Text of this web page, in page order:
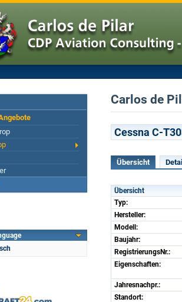
Carlos de
Cessna C-
Übersicht
Übersicht
Typ:
Hersteller:
Modell:
Baujahr:
RegistrierungsNr.:
Eigenschaften:
Jahresnachpr.:
Standort: